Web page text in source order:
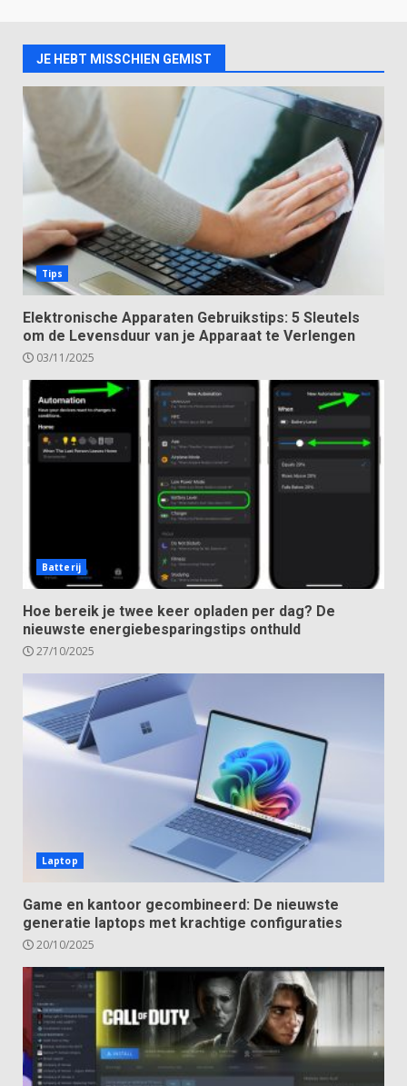
JE HEBT MISSCHIEN GEMIST
Tips
Elektronische Apparaten Gebruikstips: 5 Sleutels
om de Levensduur van je Apparaat te Verlengen
03/11/2025
Batterij
Hoe bereik je twee keer opladen per dag? De
nieuwste energiebesparingstips onthuld
27/10/2025
Laptop
Game en kantoor gecombineerd: De nieuwste
generatie laptops met krachtige configuraties
20/10/2025